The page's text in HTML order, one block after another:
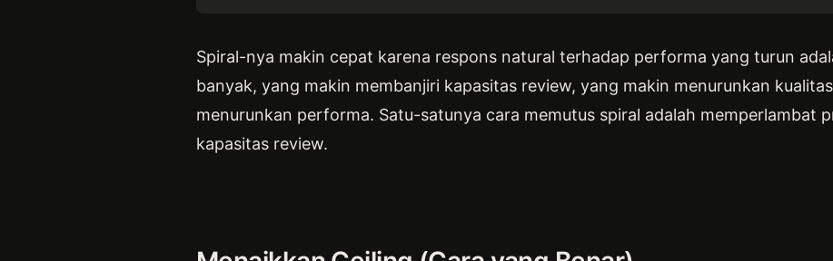
Spiral-nya makin cepat karena respons natural terhadap performa yang turun
banyak, yang makin membanjiri kapasitas review, yang makin menurunkan
menurunkan performa. Satu-satunya cara memutus spiral adalah memperlambat
kapasitas review.